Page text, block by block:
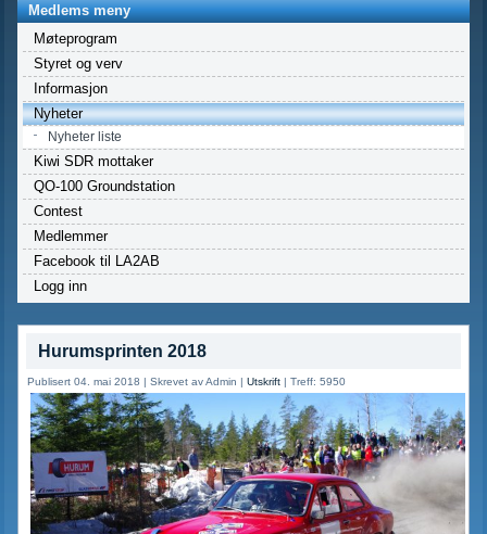
Medlems meny
Møteprogram
Styret og verv
Informasjon
Nyheter
Nyheter liste
Kiwi SDR mottaker
QO-100 Groundstation
Contest
Medlemmer
Facebook til LA2AB
Logg inn
Hurumsprinten 2018
Publisert 04. mai 2018 |Skrevet av Admin |Utskrift |Treff: 5950